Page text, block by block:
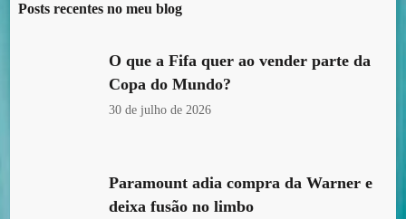
Posts recentes no meu blog
O que a Fifa quer ao vender parte da
Copa do Mundo?
30 de julho de 2026
Paramount adia compra da Warner e
deixa fusão no limbo